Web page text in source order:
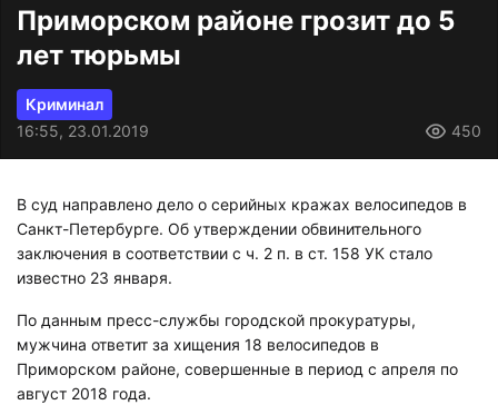
Приморском районе грозит до 5
лет тюрьмы
Криминал
16:55, 23.01.2019
450
В суд направлено дело о серийных кражах велосипедов в
Санкт-Петербурге. Об утверждении обвинительного
заключения в соответствии с ч. 2 п. в ст. 158 УК стало
известно 23 января.
По данным пресс-службы городской прокуратуры,
мужчина ответит за хищения 18 велосипедов в
Приморском районе, совершенные в период с апреля по
август 2018 года.